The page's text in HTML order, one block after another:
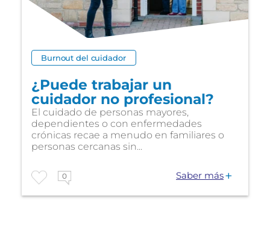
Burnout del cuidador
¿Puede trabajar un
cuidador no profesional?
El cuidado de personas mayores,
dependientes o con enfermedades
crónicas recae a menudo en familiares o
personas cercanas sin...
0 Saber más